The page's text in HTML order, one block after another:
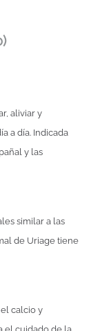
aliviar y
a día. Indicada
y las
similar a las
de Uriage tiene
calcio y